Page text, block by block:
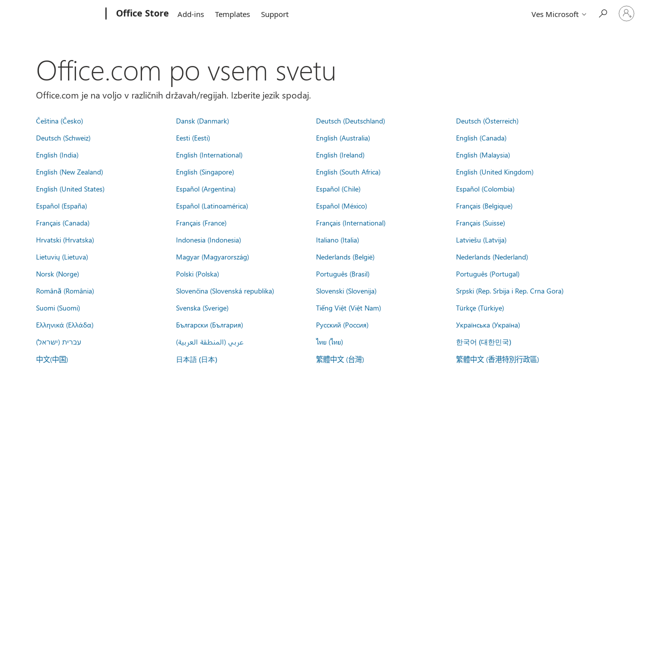
Office Store Add-ins Templates Support Ves Microsoft
Vpišite
se
Office.com po vsem svetu
Office.com je na voljo v različnih državah/regijah. Izberite jezik spodaj.
Čeština (Česko) Dansk (Danmark) Deutsch (Deutschland)
Deutsch (Österreich)
Deutsch (Schweiz)
Eesti (Eesti) English (Australia)
English (Canada)
English (India)
English (International) English (Ireland)
English (Malaysia)
English (New Zealand)
English (Singapore) English (South Africa)
English (United Kingdom)
English (United States)
Español (Argentina) Español (Chile)
Español (Colombia)
Español (España)
Español (Latinoamérica) Español (México)
Français (Belgique)
Français (Canada)
Français (France) Français (International)
Français (Suisse)
Hrvatski (Hrvatska)
Indonesia (Indonesia) Italiano (Italia)
Latviešu (Latvija)
Lietuvių (Lietuva)
Magyar (Magyarország) Nederlands (België)
Nederlands (Nederland)
Norsk (Norge)
Polski (Polska) Português (Brasil)
Português (Portugal)
Română (România)
Slovenčina (Slovenská republika) Slovenski (Slovenija)
Srpski (Rep. Srbija i Rep. Crna Gora)
Suomi (Suomi)
Svenska (Sverige) Tiếng Việt (Việt Nam)
Türkçe (Türkiye)
Ελληνικά (Ελλάδα)
Български (България) Русский (Россия)
Українська (Україна)
עברית (ישראל)
عربي (المنطقة العربية) ไทย (ไทย) 한국어 (대한민국)
中文(中国) 日本語 (日本) 繁體中文 (台灣) 繁體中文 (香港特別行政區)